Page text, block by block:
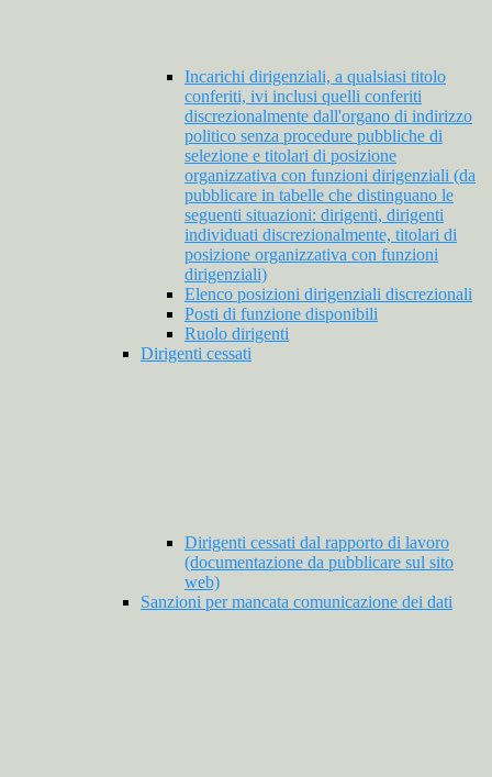
Incarichi dirigenziali, a qualsiasi titolo
conferiti, ivi inclusi quelli conferiti
discrezionalmente dall'organo di indirizzo
politico senza procedure pubbliche di
selezione e titolari di posizione
organizzativa con funzioni dirigenziali (da
pubblicare in tabelle che distinguano le
seguenti situazioni: dirigenti, dirigenti
individuati discrezionalmente, titolari di
posizione organizzativa con funzioni
dirigenziali)
Elenco posizioni dirigenziali discrezionali
Posti di funzione disponibili
Ruolo dirigenti
Dirigenti cessati
Dirigenti cessati dal rapporto di lavoro
(documentazione da pubblicare sul sito
web)
Sanzioni per mancata comunicazione dei dati